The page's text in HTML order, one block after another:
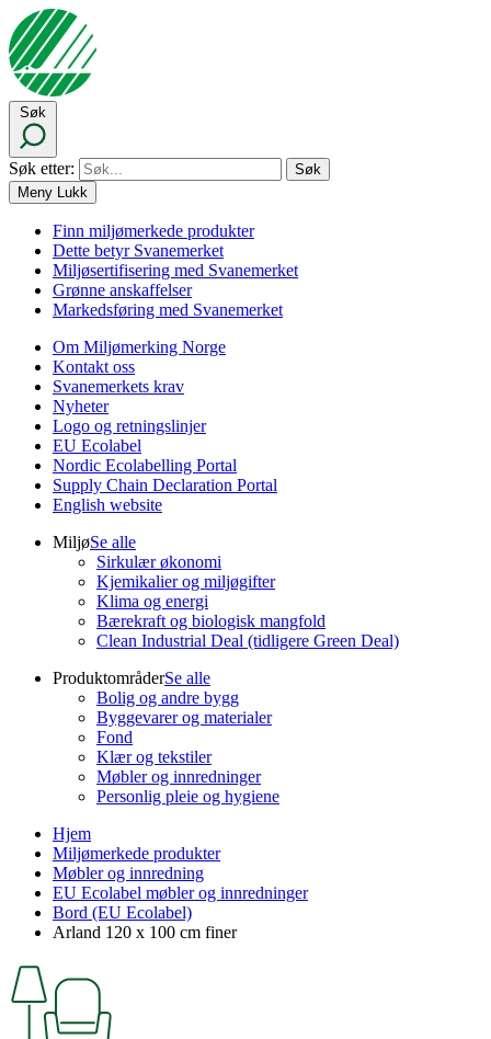
Søk
Søk etter:
Meny Lukk
Finn miljømerkede produkter
Dette betyr Svanemerket
Miljøsertifisering med Svanemerket
Grønne anskaffelser
Markedsføring med Svanemerket
Om Miljømerking Norge
Kontakt oss
Svanemerkets krav
Nyheter
Logo og retningslinjer
EU Ecolabel
Nordic Ecolabelling Portal
Supply Chain Declaration Portal
English website
MiljøSe alle
Sirkulær økonomi
Kjemikalier og miljøgifter
Klima og energi
Bærekraft og biologisk mangfold
Clean Industrial Deal (tidligere Green Deal)
ProduktområderSe alle
Bolig og andre bygg
Byggevarer og materialer
Fond
Klær og tekstiler
Møbler og innredninger
Personlig pleie og hygiene
Hjem
Miljømerkede produkter
Møbler og innredning
EU Ecolabel møbler og innredninger
Bord (EU Ecolabel)
Arland 120 x 100 cm finer